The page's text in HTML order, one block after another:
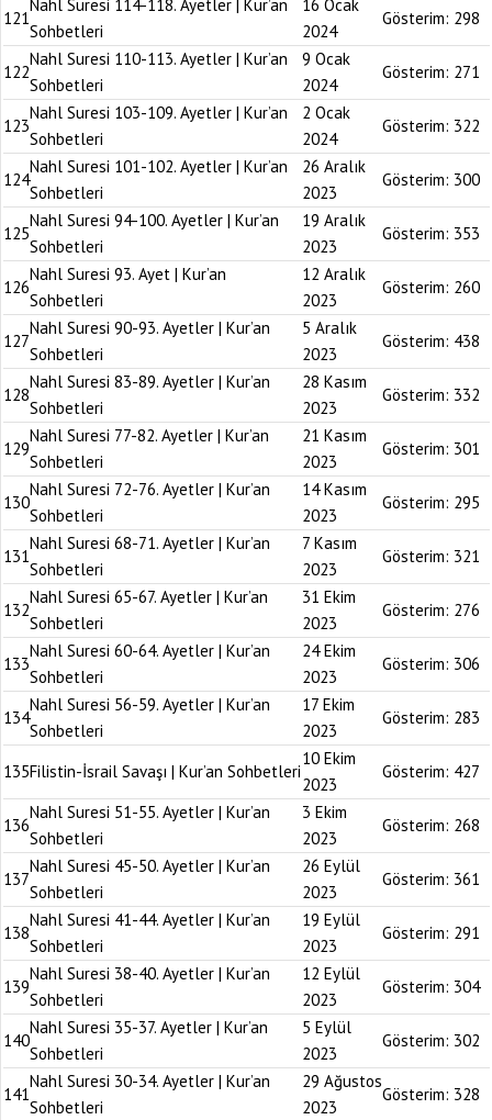
121
Nahl Suresi 114-118. Ayetler | Kur’an
Sohbetleri
16 Ocak
2024
Gösterim: 298
122
Nahl Suresi 110-113. Ayetler | Kur’an
Sohbetleri
9 Ocak
2024
Gösterim: 271
123
Nahl Suresi 103-109. Ayetler | Kur’an
Sohbetleri
2 Ocak
2024
Gösterim: 322
124
Nahl Suresi 101-102. Ayetler | Kur’an
Sohbetleri
26 Aralık
2023
Gösterim: 300
125
Nahl Suresi 94-100. Ayetler | Kur’an
Sohbetleri
19 Aralık
2023
Gösterim: 353
126
Nahl Suresi 93. Ayet | Kur’an
Sohbetleri
12 Aralık
2023
Gösterim: 260
127
Nahl Suresi 90-93. Ayetler | Kur’an
Sohbetleri
5 Aralık
2023
Gösterim: 438
128
Nahl Suresi 83-89. Ayetler | Kur’an
Sohbetleri
28 Kasım
2023
Gösterim: 332
129
Nahl Suresi 77-82. Ayetler | Kur’an
Sohbetleri
21 Kasım
2023
Gösterim: 301
130
Nahl Suresi 72-76. Ayetler | Kur’an
Sohbetleri
14 Kasım
2023
Gösterim: 295
131
Nahl Suresi 68-71. Ayetler | Kur’an
Sohbetleri
7 Kasım
2023
Gösterim: 321
132
Nahl Suresi 65-67. Ayetler | Kur’an
Sohbetleri
31 Ekim
2023
Gösterim: 276
133
Nahl Suresi 60-64. Ayetler | Kur’an
Sohbetleri
24 Ekim
2023
Gösterim: 306
134
Nahl Suresi 56-59. Ayetler | Kur’an
Sohbetleri
17 Ekim
2023
Gösterim: 283
135Filistin-İsrail Savaşı | Kur’an Sohbetleri
10 Ekim
2023
Gösterim: 427
136
Nahl Suresi 51-55. Ayetler | Kur’an
Sohbetleri
3 Ekim
2023
Gösterim: 268
137
Nahl Suresi 45-50. Ayetler | Kur’an
Sohbetleri
26 Eylül
2023
Gösterim: 361
138
Nahl Suresi 41-44. Ayetler | Kur’an
Sohbetleri
19 Eylül
2023
Gösterim: 291
139
Nahl Suresi 38-40. Ayetler | Kur’an
Sohbetleri
12 Eylül
2023
Gösterim: 304
140
Nahl Suresi 35-37. Ayetler | Kur’an
Sohbetleri
5 Eylül
2023
Gösterim: 302
141
Nahl Suresi 30-34. Ayetler | Kur’an
Sohbetleri
29 Ağustos
2023
Gösterim: 328